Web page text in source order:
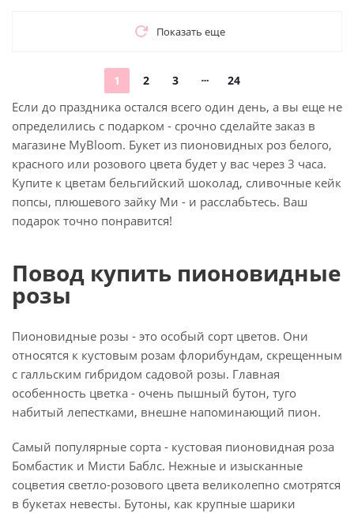
Показать еще
1 2 3 24
Если до праздника остался всего один день, а вы еще не
определились с подарком - срочно сделайте заказ в
магазине MyBloom. Букет из пионовидных роз белого,
красного или розового цвета будет у вас через 3 часа.
Купите к цветам бельгийский шоколад, сливочные кейк
попсы, плюшевого зайку Ми - и расслабьтесь. Ваш
подарок точно понравится!
Повод купить пионовидные
розы
Пионовидные розы - это особый сорт цветов. Они
относятся к кустовым розам флорибундам, скрещенным
с галльским гибридом садовой розы. Главная
особенность цветка - очень пышный бутон, туго
набитый лепестками, внешне напоминающий пион.
Самый популярные сорта - кустовая пионовидная роза
Бомбастик и Мисти Баблс. Нежные и изысканные
соцветия светло-розового цвета великолепно смотрятся
в букетах невесты. Бутоны, как крупные шарики